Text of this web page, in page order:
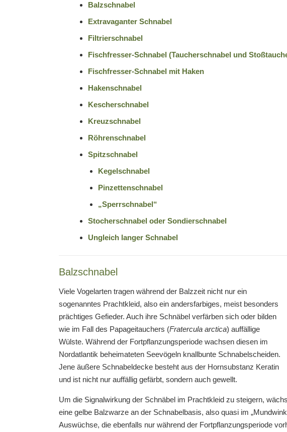
Balzschnabel
Extravaganter Schnabel
Filtrierschnabel
Fischfresser-Schnabel (Taucherschnabel und
Fischfresser-Schnabel mit Haken
Hakenschnabel
Kescherschnabel
Kreuzschnabel
Röhrenschnabel
Spitzschnabel
Kegelschnabel
Pinzettenschnabel
„Sperrschnabel“
Stocherschnabel oder Sondierschnabel
Ungleich langer Schnabel
Balzschnabel
Viele Vogelarten tragen während der Balzzeit nicht nur ein
sogenanntes Prachtkleid, also ein andersfarbiges, meist besonders
prächtiges Gefieder. Auch ihre Schnäbel verfärben sich oder bilden
wie im Fall des Papageitauchers (Fratercula arctica) auffällige
Wülste. Während der Fortpflanzungsperiode wachsen diesen im
Nordatlantik beheimateten Seevögeln knallbunte Schnabelscheiden.
Jene äußere Schnabeldecke besteht aus der Hornsubstanz Keratin
und ist nicht nur auffällig gefärbt, sondern auch gewellt.
Um die Signalwirkung der Schnäbel im Prachtkleid zu steigern,
eine gelbe Balzwarze an der Schnabelbasis, also quasi im
Auswüchse, die ebenfalls nur während der Fortpflanzungsperiode